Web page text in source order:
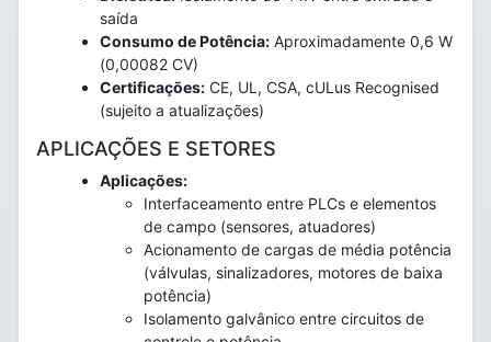
saída
Consumo de Potência: Aproximadamente 0,6 W
(0,00082 CV)
Certificações: CE, UL, CSA, cULus Recognised
(sujeito a atualizações)
APLICAÇÕES E SETORES
Aplicações:
Interfaceamento entre PLCs e elementos
de campo (sensores, atuadores)
Acionamento de cargas de média potência
(válvulas, sinalizadores, motores de baixa
potência)
Isolamento galvânico entre circuitos de